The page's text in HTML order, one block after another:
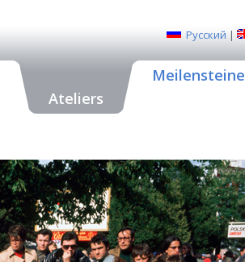
Русский |
Ateliers
Meilensteine